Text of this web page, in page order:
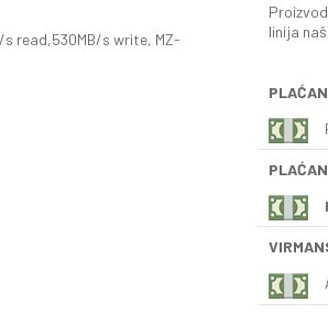
s read,530MB/s write, MZ-
linija